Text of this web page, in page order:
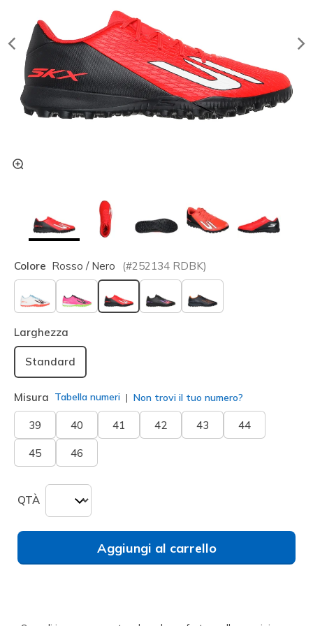
Colore Rosso / Nero (#252134 RDBK)
selezionato
Larghezza
Standard
Misura Tabella numeri Non trovi il tuo numero?
39 40 41 42 43 44
45 46
QTÀ
Aggiungi al carrello